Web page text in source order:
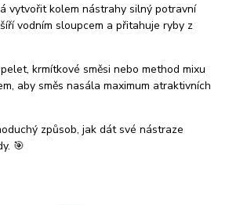
vytvořit kolem nástrahy silný potravní
vodním sloupcem a přitahuje ryby z
krmítkové směsi nebo method mixu
aby směs nasála maximum atraktivních
způsob, jak dát své nástraze
🎯